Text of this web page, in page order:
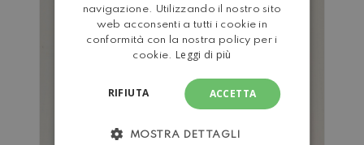
navigazione. Utilizzando il nostro sito
web acconsenti a tutti i cookie in
conformità con la nostra policy per i
cookie.
Leggi di più
ACCETTA
RIFIUTA
MOSTRA DETTAGLI